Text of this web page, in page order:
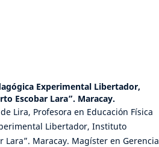
Experimental Libertador,
Escobar Lara”. Maracay.
Lira, Profesora en Educación Física
Libertador, Instituto
Lara”. Maracay. Magíster en Gerencia